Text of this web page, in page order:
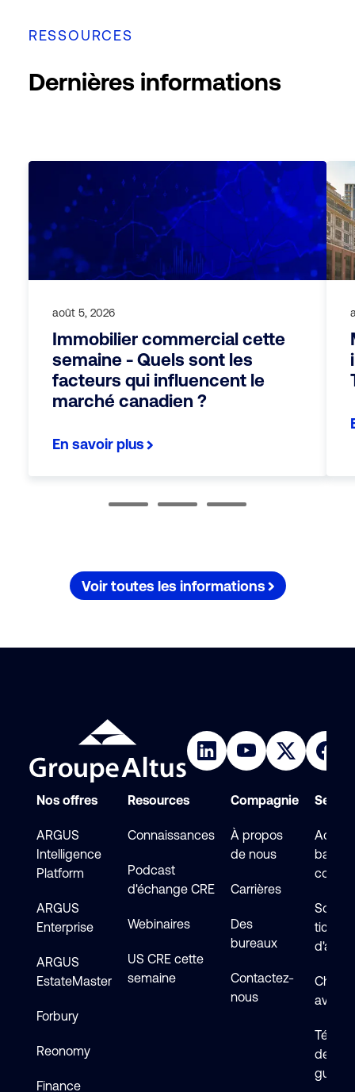
RESSOURCES
Dernières informations
août 5, 2026
Immobilier commercial cette
semaine - Quels sont les
facteurs qui influencent le
marché canadien ?
En savoir plus
Voir toutes les informations
Nos offres
ARGUS
Intelligence
Platform
ARGUS
Enterprise
ARGUS
EstateMaster
Forbury
Reonomy
Finance
Resources
Connaissances
Podcast
d'échange CRE
Webinaires
US CRE cette
semaine
Compagnie
À propos
de nous
Carrières
Des
bureaux
Contactez-
nous
base
ticket
Chat
avec
de
guides